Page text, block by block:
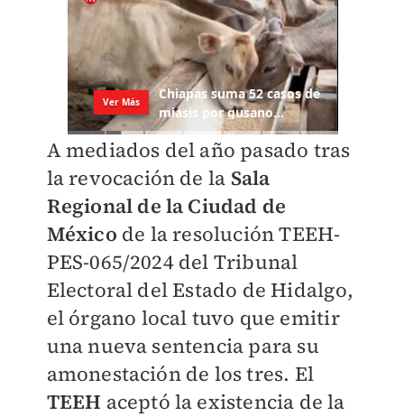
A mediados del año pasado tras
la revocación de la Sala
Regional de la Ciudad de
México de la resolución TEEH-
PES-065/2024 del Tribunal
Electoral del Estado de Hidalgo,
el órgano local tuvo que emitir
una nueva sentencia para su
amonestación de los tres. El
TEEH aceptó la existencia de la